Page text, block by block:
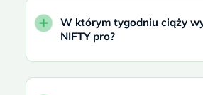
W którym tygodniu ciąży
NIFTY pro?